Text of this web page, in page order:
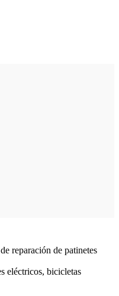
reparación de patinetes
eléctricos, bicicletas